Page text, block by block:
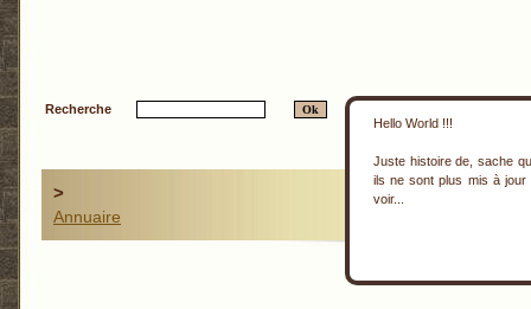
Hello World !!!
Juste histoire de, sache
ils ne sont plus mis à jour
voir...
Recherche
>
Annuaire